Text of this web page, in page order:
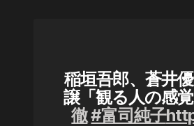
稲垣吾郎、蒼井
譲「観る人の感
徹#富司純子